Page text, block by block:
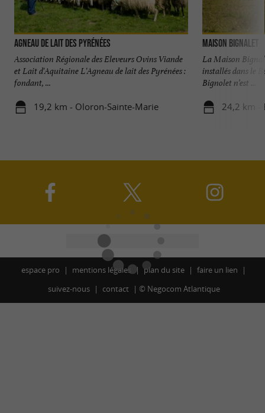
Agneau de Lait des Pyrénées
Association Régionale des Eleveurs Ovins Viande
et Lait d'Aquitaine L'Agneau de lait des Pyrénées :
fondant, ...
19,2 km - Oloron-Sainte-Marie
Maison Bignalet
La Maison
installés dans le
Bignolet n’est ...
24,2 km -
espace pro mentions légales plan du site
faire un lien
suivez-nous
contact © Negocom Atlantique